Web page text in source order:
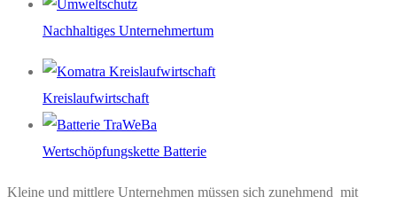
Nachhaltiges Unternehmertum
Kreislaufwirtschaft
Wertschöpfungskette Batterie
Kleine und mittlere Unternehmen müssen sich zunehmend mit